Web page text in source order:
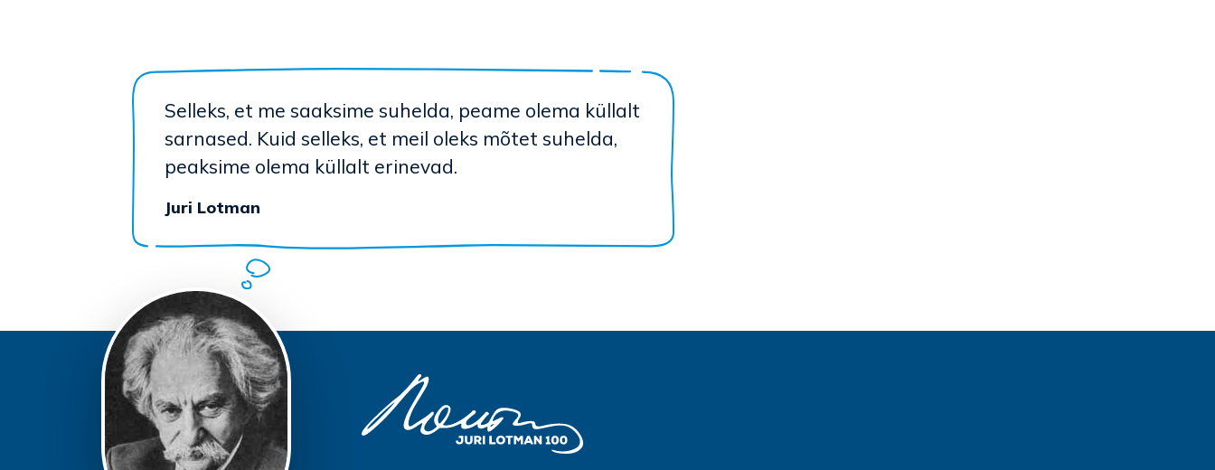
Selleks, et me saaksime suhelda, peame olema küllalt
sarnased. Kuid selleks, et meil oleks mõtet suhelda,
peaksime olema küllalt erinevad.
Juri Lotman